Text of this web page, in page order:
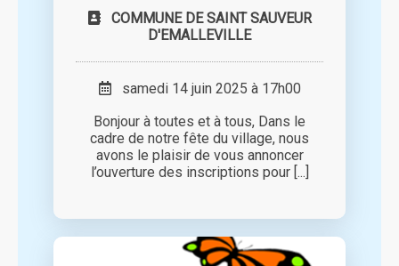
COMMUNE DE SAINT SAUVEUR
D'EMALLEVILLE
samedi 14 juin 2025 à 17h00
Bonjour à toutes et à tous, Dans le
cadre de notre fête du village, nous
avons le plaisir de vous annoncer
l’ouverture des inscriptions pour [...]